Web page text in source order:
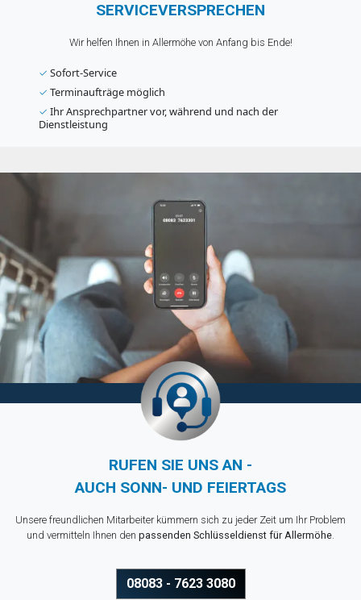
SERVICEVERSPRECHEN
Wir helfen Ihnen in Allermöhe von Anfang bis Ende!
✓ Sofort-Service
✓ Terminaufträge möglich
✓ Ihr Ansprechpartner vor, während und nach der
Dienstleistung
RUFEN SIE UNS AN -
AUCH SONN- UND FEIERTAGS
Unsere freundlichen Mitarbeiter kümmern sich zu jeder Zeit um Ihr Problem
und vermitteln Ihnen den passenden Schlüsseldienst für Allermöhe.
08083 - 7623 3080